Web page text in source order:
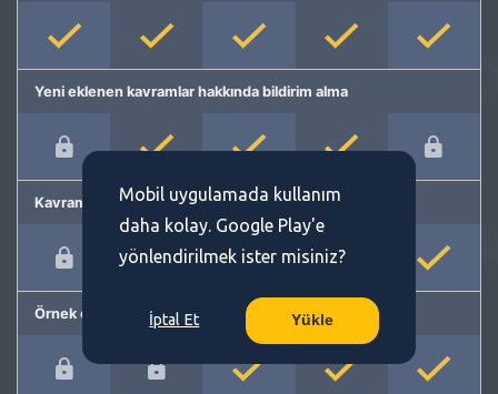
Yeni eklenen kavramlar hakkında bildirim alma
Kavram önerme
Örnek cümleler
Mobil uygulamada kullanım
daha kolay. Google Play'e
yönlendirilmek ister misiniz?
İptal Et Yükle